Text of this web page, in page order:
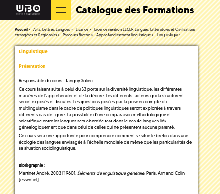
Catalogue des Formations
Accueil Arts, Lettres, Langues Licence
Licence mention LLCER Langues, Littératures et Civilisations
étrangères et Régionales
Parcours Breton Approfondissement linguistique Linguistique
Linguistique
Présentation
Responsable du cours : Tanguy Soliec
Ce cours faisant suite à celui du S3 porte sur la diversité linguistique, les différentes
manières de l’appréhender et de la décrire. Les différents facteurs qui la structurent
seront exposés et discutés. Les questions posées par la prise en compte du
multilinguisme dans le cadre de politiques linguistiques seront explorées à travers
différents cas de figure. La possibilité d’une comparaison méthodologique et
scientifique entre les langues sera abordée tant dans le cas de langues liés
généalogiquement que dans celui de celles qui ne présentent aucune parenté.
Ce cours sera une opportunité pour comprendre comment se situe le breton dans une
écologie des langues envisagée à l’échelle mondiale de même que les particularités de
sa situation sociolinguistique.
Bibliographie :
Martinet André, 2003 [1960], Éléments de linguistique générale, Paris, Armand Colin
[essentiel]